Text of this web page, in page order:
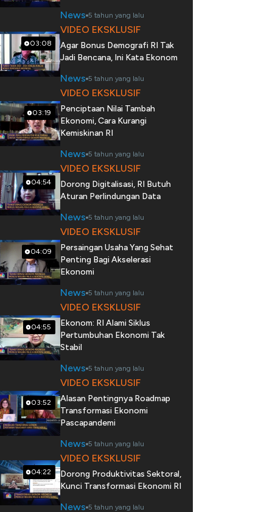
News 5 tahun yang lalu
03:08
VIDEO EKSKLUSIF
Agar Bonus Demografi RI Tak
Jadi Bencana, Ini Kata Ekonom
News 5 tahun yang lalu
03:19
VIDEO EKSKLUSIF
Penciptaan Nilai Tambah
Ekonomi, Cara Kurangi
Kemiskinan RI
News 5 tahun yang lalu
04:54
VIDEO EKSKLUSIF
Dorong Digitalisasi, RI Butuh
Aturan Perlindungan Data
News 5 tahun yang lalu
04:09
VIDEO EKSKLUSIF
Persaingan Usaha Yang Sehat
Penting Bagi Akselerasi
Ekonomi
News 5 tahun yang lalu
04:55
VIDEO EKSKLUSIF
Ekonom: RI Alami Siklus
Pertumbuhan Ekonomi Tak
Stabil
News 5 tahun yang lalu
03:52
VIDEO EKSKLUSIF
Alasan Pentingnya Roadmap
Transformasi Ekonomi
Pascapandemi
News 5 tahun yang lalu
04:22
VIDEO EKSKLUSIF
Dorong Produktivitas Sektoral,
Kunci Transformasi Ekonomi RI
News 5 tahun yang lalu